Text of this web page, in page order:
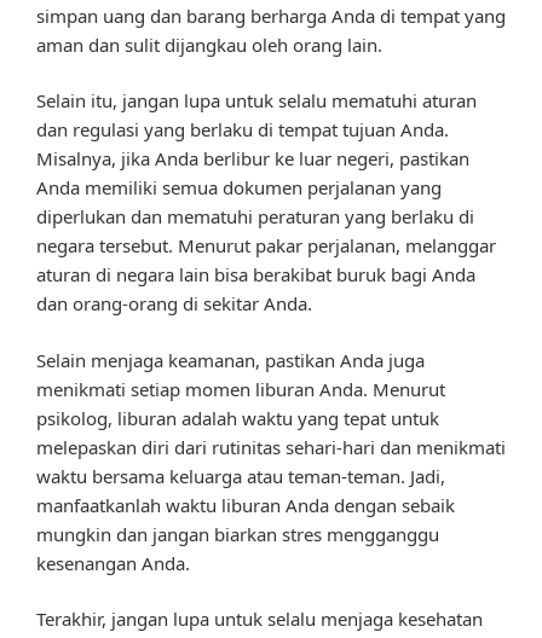
simpan uang dan barang berharga Anda di tempat yang
aman dan sulit dijangkau oleh orang lain.
Selain itu, jangan lupa untuk selalu mematuhi aturan
dan regulasi yang berlaku di tempat tujuan Anda.
Misalnya, jika Anda berlibur ke luar negeri, pastikan
Anda memiliki semua dokumen perjalanan yang
diperlukan dan mematuhi peraturan yang berlaku di
negara tersebut. Menurut pakar perjalanan, melanggar
aturan di negara lain bisa berakibat buruk bagi Anda
dan orang-orang di sekitar Anda.
Selain menjaga keamanan, pastikan Anda juga
menikmati setiap momen liburan Anda. Menurut
psikolog, liburan adalah waktu yang tepat untuk
melepaskan diri dari rutinitas sehari-hari dan menikmati
waktu bersama keluarga atau teman-teman. Jadi,
manfaatkanlah waktu liburan Anda dengan sebaik
mungkin dan jangan biarkan stres mengganggu
kesenangan Anda.
Terakhir, jangan lupa untuk selalu menjaga kesehatan